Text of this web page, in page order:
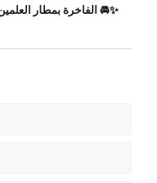
الفاخرة بمطار العلمين والساحل الشمالي 🚘✨